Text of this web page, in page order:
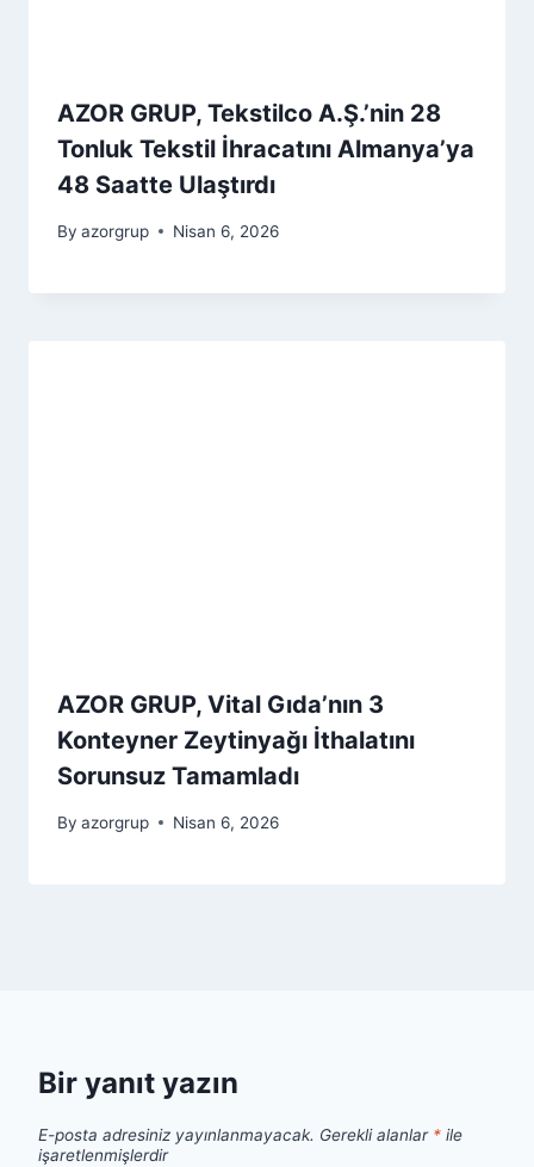
AZOR GRUP, Tekstilco A.Ş.’nin 28
Tonluk Tekstil İhracatını Almanya’ya
48 Saatte Ulaştırdı
By azorgrup Nisan 6, 2026
AZOR GRUP, Vital Gıda’nın 3
Konteyner Zeytinyağı İthalatını
Sorunsuz Tamamladı
By azorgrup Nisan 6, 2026
Bir yanıt yazın
E-posta adresiniz yayınlanmayacak. Gerekli alanlar * ile
işaretlenmişlerdir